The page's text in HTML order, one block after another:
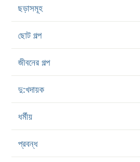
ছড়াসমূহ
ছোট গল্প
জীবনের গল্প
দু:খদায়ক
ধর্মীয়
প্রবন্ধ